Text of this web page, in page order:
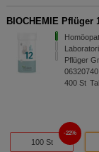
BIOCHEMIE Pflüger
Pflüger
06320740
400 St
100 St
22%